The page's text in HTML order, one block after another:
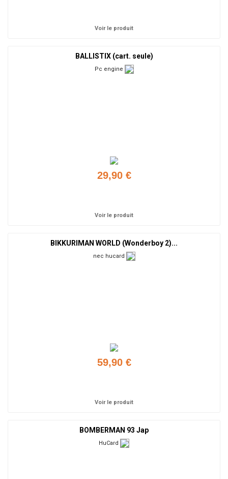
Voir le produit
BALLISTIX (cart. seule)
Pc engine
29,90 €
Voir le produit
BIKKURIMAN WORLD (Wonderboy 2)...
nec hucard
59,90 €
Voir le produit
BOMBERMAN 93 Jap
HuCard